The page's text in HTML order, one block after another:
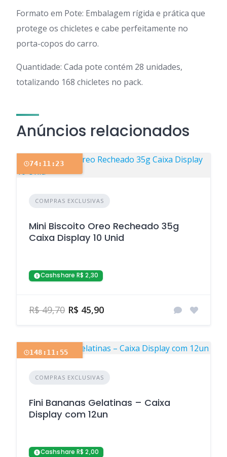
Formato em Pote: Embalagem rígida e prática que
protege os chicletes e cabe perfeitamente no
porta-copos do carro.
Quantidade: Cada pote contém 28 unidades,
totalizando 168 chicletes no pack.
Anúncios relacionados
74:11:22
COMPRAS EXCLUSIVAS
Mini Biscoito Oreo Recheado 35g
Caixa Display 10 Unid
Cashshare R$ 2,30
R$ 49,70 R$ 45,90
148:11:54
COMPRAS EXCLUSIVAS
Fini Bananas Gelatinas – Caixa
Display com 12un
Cashshare R$ 2,00